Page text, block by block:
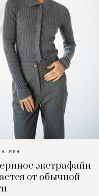
МИН
экстрафайн
от обычной